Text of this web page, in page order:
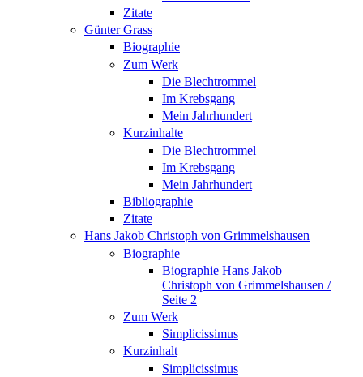
Zitate
Günter Grass
Biographie
Zum Werk
Die Blechtrommel
Im Krebsgang
Mein Jahrhundert
Kurzinhalte
Die Blechtrommel
Im Krebsgang
Mein Jahrhundert
Bibliographie
Zitate
Hans Jakob Christoph von Grimmelshausen
Biographie
Biographie Hans Jakob
Christoph von Grimmelshausen /
Seite 2
Zum Werk
Simplicissimus
Kurzinhalt
Simplicissimus